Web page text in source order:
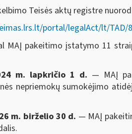
Teisės aktų registre
portal/legalAct/lt/TAD/
MAĮ pakeitimo įstatymo 11
m. lapkričio 1 d. — MAĮ
nepriemokų sumokėjimo
m. birželio 30 d. — MAĮ